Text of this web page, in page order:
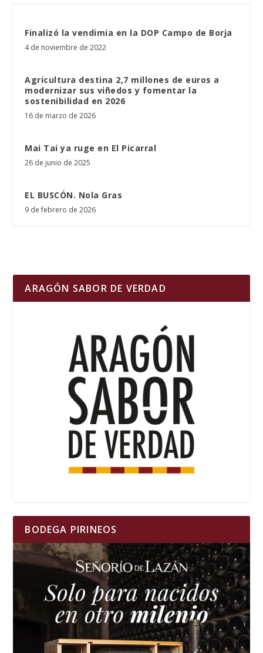
Finalizó la vendimia en la DOP Campo de Borja
4 de noviembre de 2022
Agricultura destina 2,7 millones de euros a
modernizar sus viñedos y fomentar la
sostenibilidad en 2026
16 de marzo de 2026
Mai Tai ya ruge en El Picarral
26 de junio de 2025
EL BUSCÓN. Nola Gras
9 de febrero de 2026
ARAGÓN SABOR DE VERDAD
BODEGA PIRINEOS